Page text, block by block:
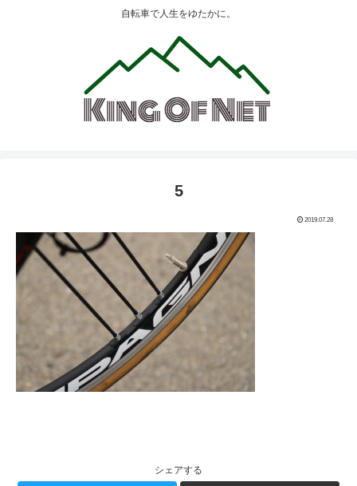
自転車で人生をゆたかに。
5
2019.07.28
シェアする